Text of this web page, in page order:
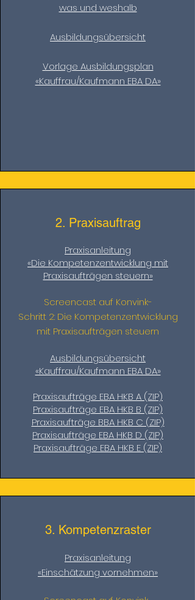
was und weshalb
Ausbildungsübersicht
Vorlage Ausbildungsplan
«Kauffrau/Kaufmann EBA DA»
2. Praxisauftrag
Praxisanleitung
«Die Kompetenzentwicklung mit
Praxisaufträgen steuern»
Screencast auf Konvink-
Schritt 2: Die Kompetenzentwicklung
mit Praxisaufträgen steuern
Ausbildungsübersicht
«Kauffrau/Kaufmann EBA DA»
Praxisaufträge EBA HKB A (ZIP)
Praxisaufträge EBA HKB B (ZIP)
Praxisaufträge BBA HKB C (ZIP)
Praxisaufträge EBA HKB D (ZIP)
Praxisaufträge EBA HKB E (ZIP)
3. Kompetenzraster
Praxisanleitung
«Einschätzung vornehmen»